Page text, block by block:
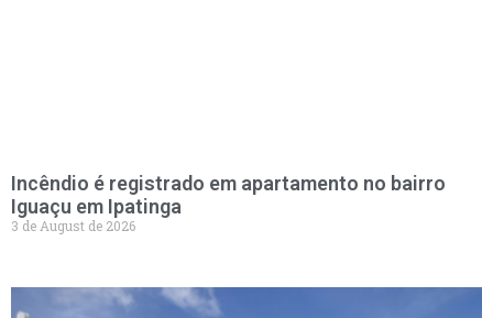
Incêndio é registrado em apartamento no bairro
Iguaçu em Ipatinga
3 de August de 2026